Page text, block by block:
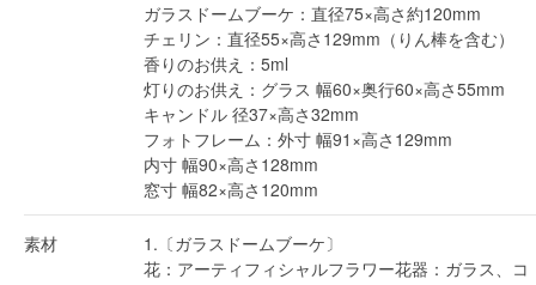
ガラスドームブーケ：直径75×高さ約120mm
チェリン：直径55×高さ129mm（りん棒を含む）
香りのお供え：5ml
灯りのお供え：グラス 幅60×奥行60×高さ55mm
キャンドル 径37×高さ32mm
フォトフレーム：外寸 幅91×高さ129mm
内寸 幅90×高さ128mm
窓寸 幅82×高さ120mm
素材
1.〔ガラスドームブーケ〕
花：アーティフィシャルフラワー花器：ガラス、コ